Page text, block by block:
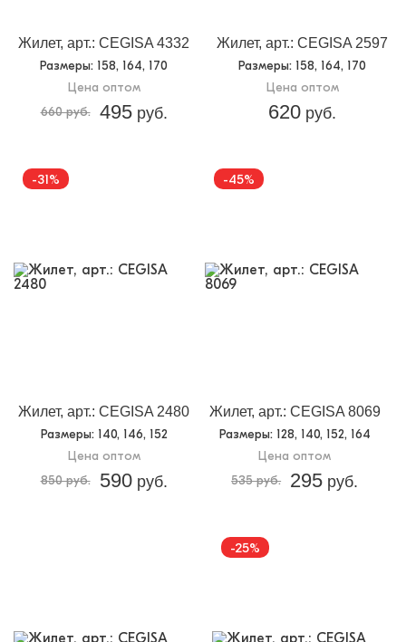
Жилет, арт.: CEGISA 4332
Размеры: 158, 164, 170
Цена оптом
660 руб.
495руб.
Жилет, арт.: CEGISA 2597
Размеры: 158, 164, 170
Цена оптом
620 руб.
-31%
Жилет, арт.: CEGISA 2480
Размеры: 140, 146, 152
Цена оптом
850 руб.
590руб.
-45%
Жилет, арт.: CEGISA 8069
Размеры: 128, 140, 152, 164
Цена оптом
535 руб.
295 руб.
-25%